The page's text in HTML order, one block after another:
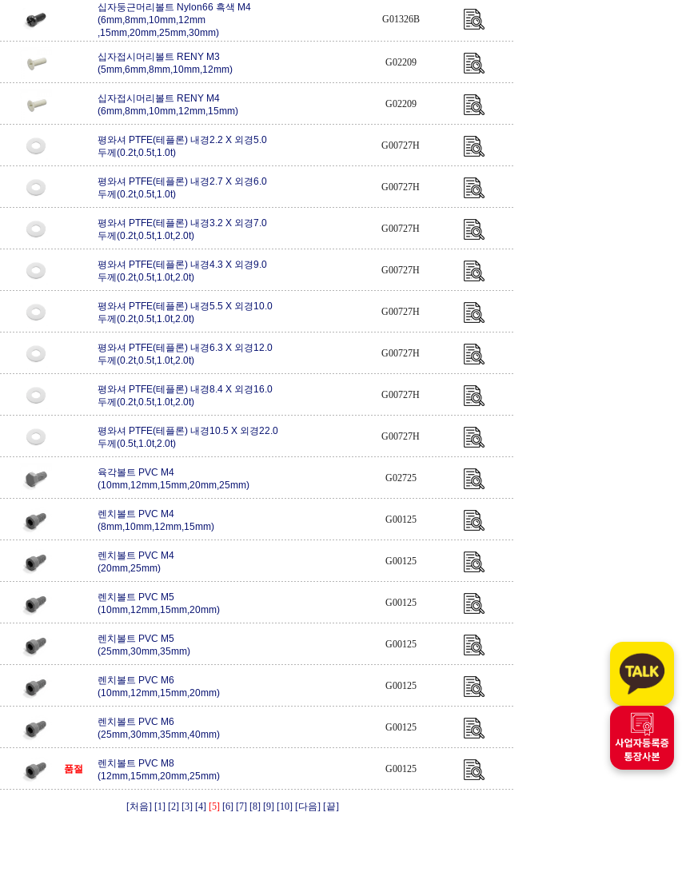
십자둥근머리볼트 Nylon66 흑색 M4
(6mm,8mm,10mm,12mm
,15mm,20mm,25mm,30mm)
G01326B
십자접시머리볼트 RENY M3
(5mm,6mm,8mm,10mm,12mm)
G02209
십자접시머리볼트 RENY M4
(6mm,8mm,10mm,12mm,15mm)
G02209
평와셔 PTFE(테플론) 내경2.2 X 외경5.0
두께(0.2t,0.5t,1.0t)
G00727H
평와셔 PTFE(테플론) 내경2.7 X 외경6.0
두께(0.2t,0.5t,1.0t)
G00727H
평와셔 PTFE(테플론) 내경3.2 X 외경7.0
두께(0.2t,0.5t,1.0t,2.0t)
G00727H
평와셔 PTFE(테플론) 내경4.3 X 외경9.0
두께(0.2t,0.5t,1.0t,2.0t)
G00727H
평와셔 PTFE(테플론) 내경5.5 X 외경10.0
두께(0.2t,0.5t,1.0t,2.0t)
G00727H
평와셔 PTFE(테플론) 내경6.3 X 외경12.0
두께(0.2t,0.5t,1.0t,2.0t)
G00727H
평와셔 PTFE(테플론) 내경8.4 X 외경16.0
두께(0.2t,0.5t,1.0t,2.0t)
G00727H
평와셔 PTFE(테플론) 내경10.5 X 외경22.0
두께(0.5t,1.0t,2.0t)
G00727H
육각볼트 PVC M4
(10mm,12mm,15mm,20mm,25mm)
G02725
렌치볼트 PVC M4
(8mm,10mm,12mm,15mm)
G00125
렌치볼트 PVC M4
(20mm,25mm)
G00125
렌치볼트 PVC M5
(10mm,12mm,15mm,20mm)
G00125
렌치볼트 PVC M5
(25mm,30mm,35mm)
G00125
렌치볼트 PVC M6
(10mm,12mm,15mm,20mm)
G00125
렌치볼트 PVC M6
(25mm,30mm,35mm,40mm)
G00125
품절
렌치볼트 PVC M8
(12mm,15mm,20mm,25mm)
G00125
[처음] [1] [2] [3] [4] [5] [6] [7] [8] [9] [10] [다음] [끝]